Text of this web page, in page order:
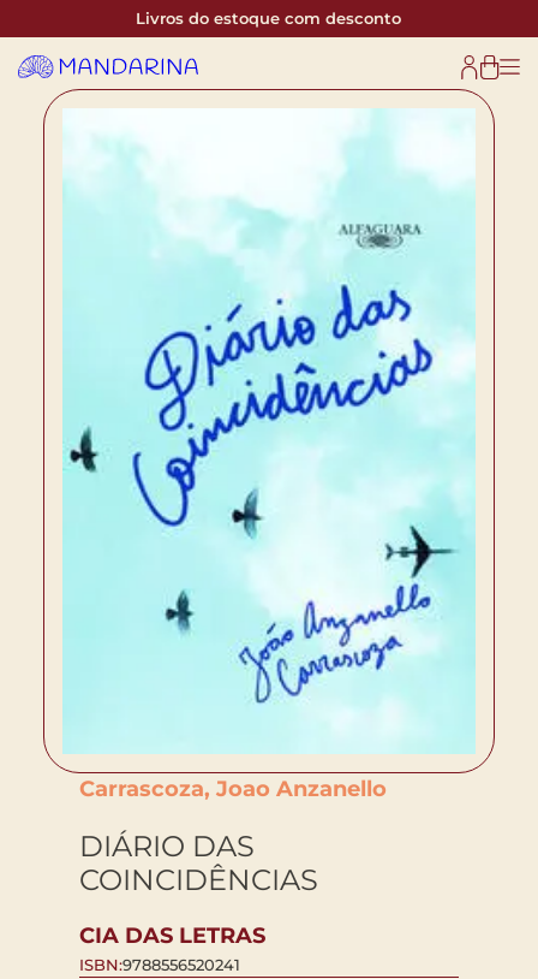
Livros do estoque com desconto
Carrascoza, Joao Anzanello
DIÁRIO DAS
COINCIDÊNCIAS
CIA DAS LETRAS
ISBN:9788556520241